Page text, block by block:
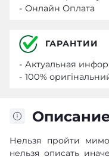
Нельзя пройти
нельзя описать
- Онлайн Оплата
ГАРАНТИИ
- Актуальная
- 100%